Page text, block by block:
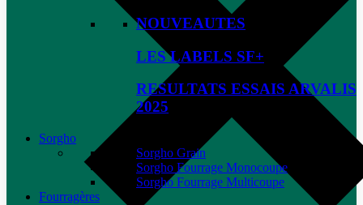
NOUVEAUTES
LES LABELS SF+
RESULTATS ESSAIS ARVALIS
2025
Sorgho
Sorgho Grain
Sorgho Fourrage Monocoupe
Sorgho Fourrage Multicoupe
Fourragères